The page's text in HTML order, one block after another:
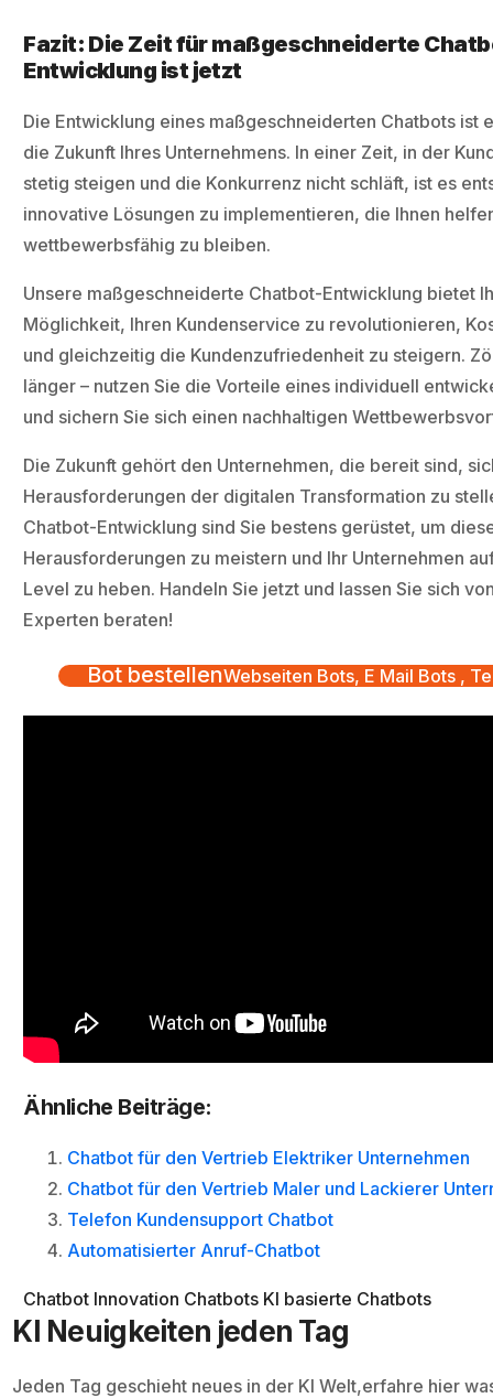
Fazit: Die Zeit für maßgeschneiderte
Entwicklung ist jetzt
Die Entwicklung eines maßgeschneiderten Chatbots ist
die Zukunft Ihres Unternehmens. In einer Zeit, in der
stetig steigen und die Konkurrenz nicht schläft, ist es
innovative Lösungen zu implementieren, die Ihnen
wettbewerbsfähig zu bleiben.
Unsere maßgeschneiderte Chatbot-Entwicklung bietet
Möglichkeit, Ihren Kundenservice zu revolutionieren,
und gleichzeitig die Kundenzufriedenheit zu steigern.
länger – nutzen Sie die Vorteile eines individuell
und sichern Sie sich einen nachhaltigen
Die Zukunft gehört den Unternehmen, die bereit sind,
Herausforderungen der digitalen Transformation zu
Chatbot-Entwicklung sind Sie bestens gerüstet, um
Herausforderungen zu meistern und Ihr Unternehmen
Level zu heben. Handeln Sie jetzt und lassen Sie sich
Experten beraten!
Bot bestellenWebseiten Bots, E Mail Bots ,
Ähnliche Beiträge:
Chatbot für den Vertrieb Elektriker Unternehmen
Chatbot für den Vertrieb Maler und Lackierer
Telefon Kundensupport Chatbot
Automatisierter Anruf-Chatbot
Chatbot Innovation Chatbots KI basierte Chatbots
KI Neuigkeiten jeden Tag
Jeden Tag geschieht neues in der KI Welt,erfahre hier